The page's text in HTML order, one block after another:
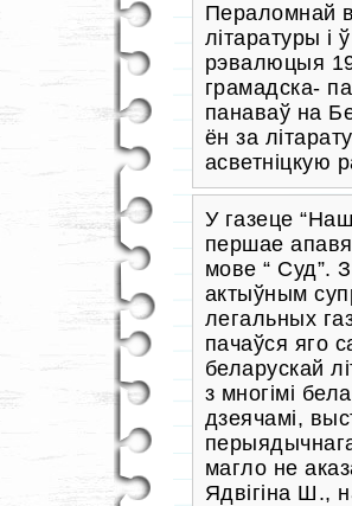
Пераломнай
літаратуры і
рэвалюцыя
грамадска-
панаваў на
ён за
асветніцкую
У газеце
першае
мове “ Суд”. З
актыўным
легальных
пачаўся яго
беларускай
з многімі
дзеячамі,
магло не
Ядвігіна Ш.,